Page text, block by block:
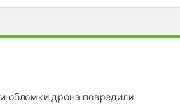
обломки дрона повредили